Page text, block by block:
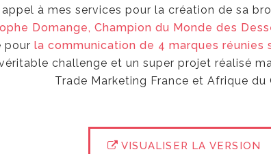
à mes services pour la création de sa
Domange, Champion du Monde des
pour la communication de 4 marques
challenge et un super projet réalisé
Trade Marketing France et Afrique du
VISUALISER LA VERSION